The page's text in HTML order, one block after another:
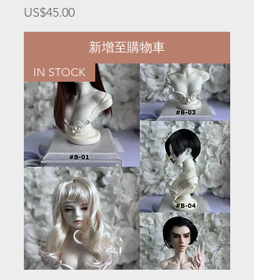
價格
US$45.00
新增至購物車
IN STOCK